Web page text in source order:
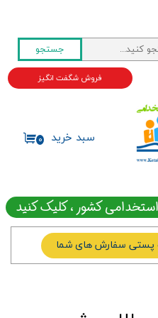
جستجو
۰ سبد خرید
فروش شگفت انگیز
کشور ، کلیک کنید
پستی سفارش های شما